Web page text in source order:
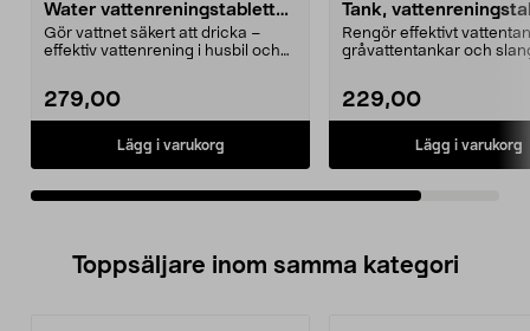
Water vattenreningstabletter,
250 st
Gör vattnet säkert att dricka –
effektiv vattenrening i husbil och
279,00
Lägg i varukorg
Tank,
50 st
Rengör effektivt
gråvattentankar och
229,00
Lägg i varukorg
Toppsäljare inom samma kategori